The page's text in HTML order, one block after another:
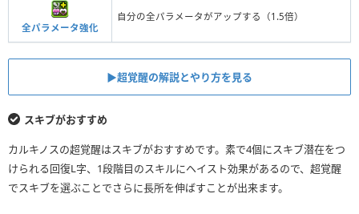
全パラメータ強化
自分の全パラメータがアップする（1.5倍）
▶︎超覚醒の解説とやり方を見る
スキブがおすすめ
カルキノスの超覚醒はスキブがおすすめです。素で4個にスキブ潜在をつ
けられる回復L字、1段階目のスキルにヘイスト効果があるので、超覚醒
でスキブを選ぶことでさらに長所を伸ばすことが出来ます。